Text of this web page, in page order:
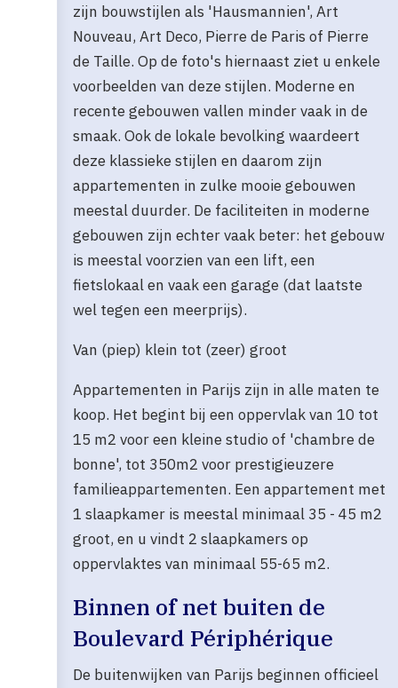
zijn bouwstijlen als 'Hausmannien', Art
Nouveau, Art Deco, Pierre de Paris of Pierre
de Taille. Op de foto's hiernaast ziet u enkele
voorbeelden van deze stijlen. Moderne en
recente gebouwen vallen minder vaak in de
smaak. Ook de lokale bevolking waardeert
deze klassieke stijlen en daarom zijn
appartementen in zulke mooie gebouwen
meestal duurder. De faciliteiten in moderne
gebouwen zijn echter vaak beter: het gebouw
is meestal voorzien van een lift, een
fietslokaal en vaak een garage (dat laatste
wel tegen een meerprijs).
Van (piep) klein tot (zeer) groot
Appartementen in Parijs zijn in alle maten te
koop. Het begint bij een oppervlak van 10 tot
15 m2 voor een kleine studio of 'chambre de
bonne', tot 350m2 voor prestigieuzere
familieappartementen. Een appartement met
1 slaapkamer is meestal minimaal 35 - 45 m2
groot, en u vindt 2 slaapkamers op
oppervlaktes van minimaal 55-65 m2.
Binnen of net buiten de
Boulevard Périphérique
De buitenwijken van Parijs beginnen officieel